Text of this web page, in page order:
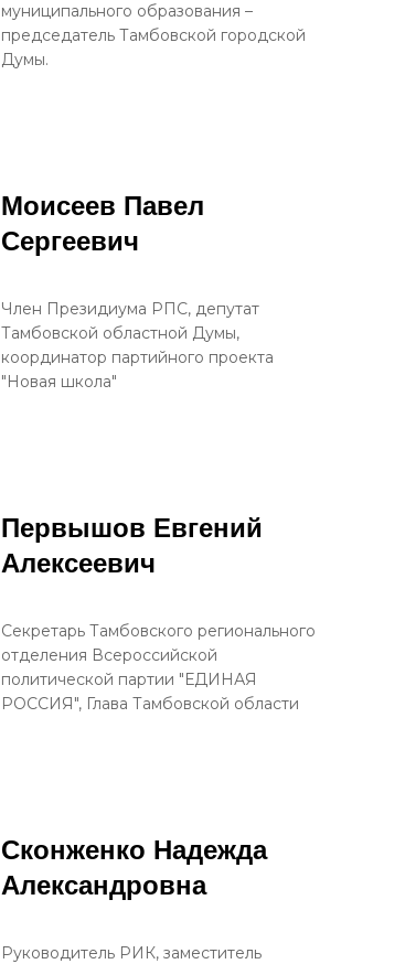
муниципального образования –
председатель Тамбовской городской
Думы.
Моисеев Павел
Сергеевич
Член Президиума РПС, депутат
Тамбовской областной Думы,
координатор партийного проекта
"Новая школа"
Первышов Евгений
Алексеевич
Секретарь Тамбовского регионального
отделения Всероссийской
политической партии "ЕДИНАЯ
РОССИЯ", Глава Тамбовской области
Сконженко Надежда
Александровна
Руководитель РИК, заместитель